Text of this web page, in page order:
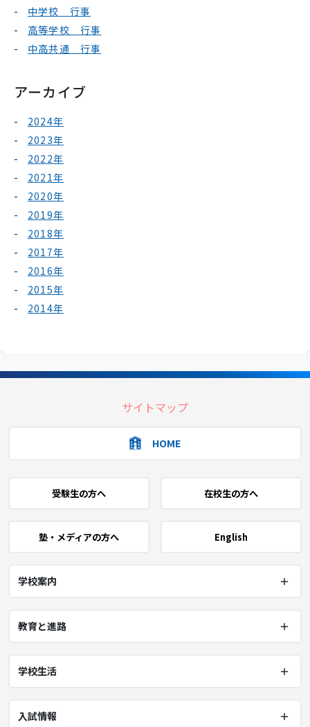
中学校 行事
高等学校 行事
中高共通 行事
アーカイブ
2024年
2023年
2022年
2021年
2020年
2019年
2018年
2017年
2016年
2015年
2014年
サイトマップ
HOME
受験生の方へ 在校生の方へ
塾・メディアの方へ English
学校案内
教育と進路
学校生活
入試情報